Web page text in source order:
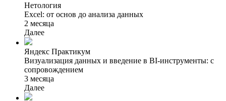
Нетология
Excel: от основ до анализа данных
2 месяца
Далее
Яндекс Практикум
Визуализация данных и введение в BI-инструменты: с
сопровождением
3 месяца
Далее